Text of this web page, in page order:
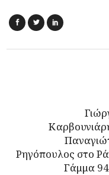
Ρηγόπουλος στο
Γάμμα